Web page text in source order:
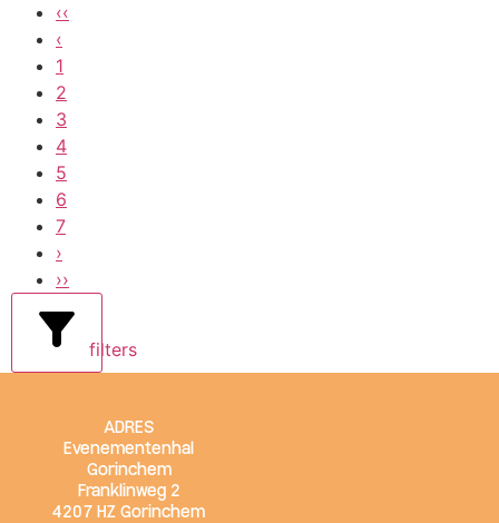
‹‹
‹
1
2
3
4
5
6
7
›
››
filters
ADRES
Evenementenhal
Gorinchem
Franklinweg 2
4207 HZ Gorinchem